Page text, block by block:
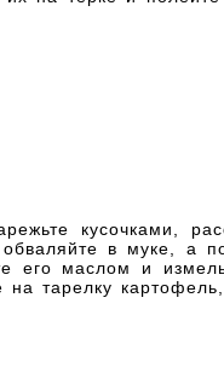
кусочками,
в муке, а
его маслом и
тарелку картофель,